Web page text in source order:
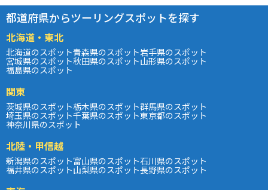
都道府県からツーリングスポットを探す
北海道・東北
北海道のスポット青森県のスポット岩手県のスポット
宮城県のスポット秋田県のスポット山形県のスポット
福島県のスポット
関東
茨城県のスポット栃木県のスポット群馬県のスポット
埼玉県のスポット千葉県のスポット東京都のスポット
神奈川県のスポット
北陸・甲信越
新潟県のスポット富山県のスポット石川県のスポット
福井県のスポット山梨県のスポット長野県のスポット